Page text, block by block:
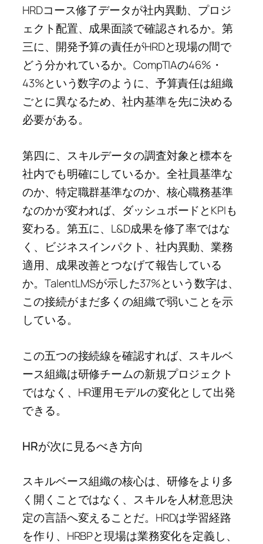
HRDコース修了データが社内異動、プロジ
ェクト配置、成果面談で確認されるか。第
三に、開発予算の責任がHRDと現場の間で
どう分かれているか。CompTIAの46%・
43%という数字のように、予算責任は組織
ごとに異なるため、社内基準を先に決める
必要がある。
第四に、スキルデータの調査対象と標本を
社内でも明確にしているか。全社員基準な
のか、特定職群基準なのか、核心職務基準
なのかが変われば、ダッシュボードとKPIも
変わる。第五に、L&D成果を修了率ではな
く、ビジネスインパクト、社内異動、業務
適用、成果改善とつなげて報告している
か。TalentLMSが示した37%という数字は、
この接続がまだ多くの組織で弱いことを示
している。
この五つの接続線を確認すれば、スキルベ
ース組織は研修チームの新規プロジェクト
ではなく、HR運用モデルの変化として出発
できる。
HRが次に見るべき方向
スキルベース組織の核心は、研修をより多
く開くことではなく、スキルを人材意思決
定の言語へ変えることだ。HRDは学習経路
を作り、HRBPと現場は業務変化を定義し、